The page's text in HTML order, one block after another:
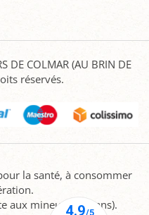
DE COLMAR (AU BRIN DE
réservés.
la santé, à consommer
aux mineurs (-18 ans).